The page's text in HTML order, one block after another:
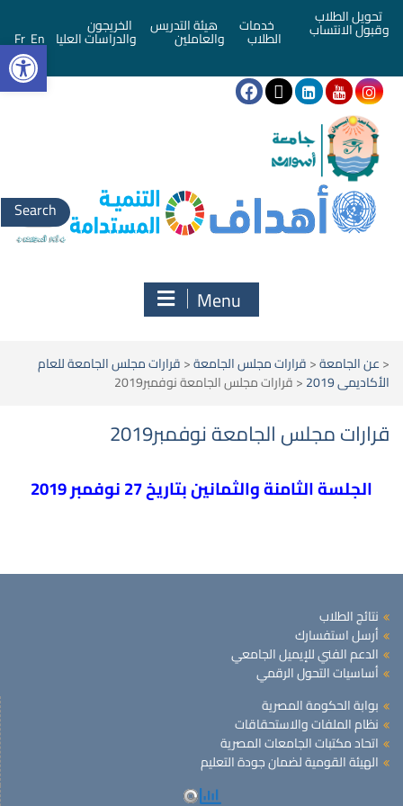
تحويل الطلاب
وقبول الانتساب خدمات
الطلاب
هيئة التدريس
والعاملين
الخريجون
والدراسات العليا En
Fr
Menu
<عن الجامعة<قرارات مجلس الجامعة<قرارات مجلس الجامعة للعام
الأكاديمى 2019
<قرارات مجلس الجامعة نوفمبر2019
قرارات مجلس الجامعة نوفمبر2019
الجلسة الثامنة والثمانين بتاريخ 27 نوفمبر 2019
نتائج الطلاب
أرسل استفسارك
الدعم الفني للإيميل الجامعي
أساسيات التحول الرقمي
بوابة الحكومة المصرية
نظام الملفات والاستحقاقات
اتحاد مكتبات الجامعات المصرية
الهيئة القومية لضمان جودة التعليم